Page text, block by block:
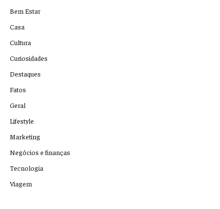
Bem Estar
Casa
Cultura
Curiosidades
Destaques
Fatos
Geral
Lifestyle
Marketing
Negócios e finanças
Tecnologia
Viagem